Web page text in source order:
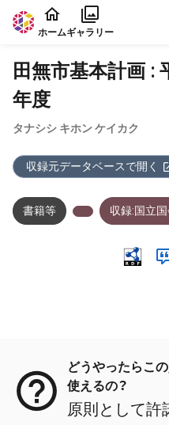
本文に飛ぶ
ホームギャラリー
田無市基本計画 :
年度
タナシシ キホン ケイカク
収録元データベースで開く
書籍等 収録:国立
どうやったらこ
使えるの？
原則として許